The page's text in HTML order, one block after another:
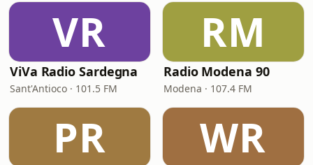
VR
ViVa Radio Sardegna
Sant'Antioco · 101.5 FM
RM
Radio Modena 90
Modena · 107.4 FM
PR WR